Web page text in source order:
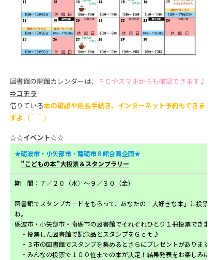
図書館の開館カレンダーは、
ＰＣやスマホからも確認できます♪
⇒コチラ
借りている本の確認や延長手続き、インターネット予約もできま
すよ （＾＾）
☆☆イベント☆☆
★砺波市・小矢部市・南砺市８館合同企画★
”こどもの本”大投票＆スタンプラリー
期 間：７／２０（水）～９／３０（金）
図書館でスタンプカードをもらって、あなたの「大好きな本」に投票し
ね。
砺波市・小矢部市・南砺市の図書館でそれぞれひとり１冊投票できま
・投票した図書館で記念品とスタンプをＧｅｔ♪
・３市の図書館でスタンプを集めるとさらにプレゼントがあります。
・みんなの投票で１００位までの本が決定！結果発表をお楽しみに♪